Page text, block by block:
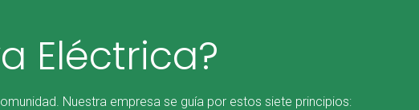
Eléctrica?
Nuestra empresa se guía por estos siete principios: